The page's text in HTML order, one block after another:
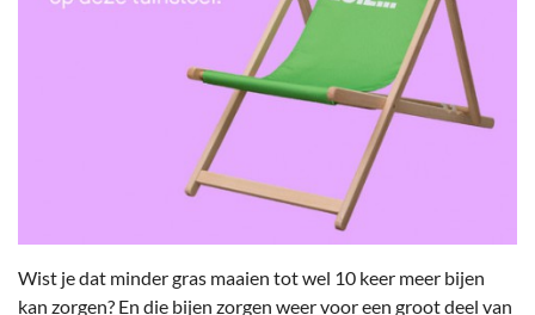
Wist je dat minder gras maaien tot wel 10 keer meer bijen
kan zorgen? En die bijen zorgen weer voor een groot deel van